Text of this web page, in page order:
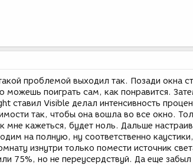
проблемой выходил так. Позади окна
можешь поиграть сам, как понравится.
ставил Visible делал интенсивность
так, чтобы она вошла во все окно.
мне кажеться, будет ноль. Дальше
на полную, ну соответственно
изнутри только помести источник
75%, но не переусердствуй. Да еще забыл